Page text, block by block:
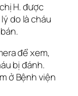
H. được
do là cháu
để xem,
bị đánh.
ở Bệnh viện